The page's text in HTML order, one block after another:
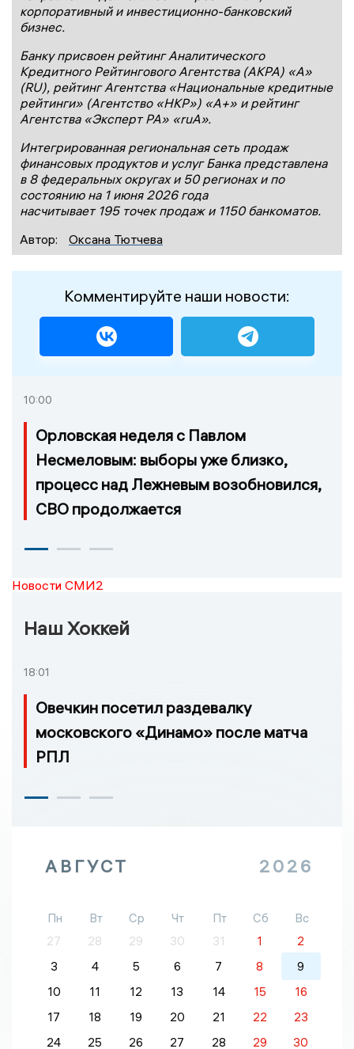
корпоративный и инвестиционно-банковский
бизнес.
Банку присвоен рейтинг Аналитического
Кредитного Рейтингового Агентства (АКРА) «А»
(RU), рейтинг Агентства «Национальные кредитные
рейтинги» (Агентство «НКР») «А+» и рейтинг
Агентства «Эксперт РА» «ruА».
Интегрированная региональная сеть продаж
финансовых продуктов и услуг Банка представлена
в 8 федеральных округах и 50 регионах и по
состоянию на 1 июня 2026 года
насчитывает 195 точек продаж и 1150 банкоматов.
Автор:
Оксана Тютчева
Комментируйте наши новости:
10:00
Орловская неделя с Павлом
Несмеловым: выборы уже близко,
процесс над Лежневым возобновился,
СВО продолжается
Новости СМИ2
Наш Хоккей
18:01
Овечкин посетил раздевалку
московского «Динамо» после матча
РПЛ
АВГУСТ 2026
Пн Вт Ср Чт Пт Сб
Вс
27
28 29 30 31 1
2
3
4 5 6 7 8
9
10
11 12 13 14 15
16
17
18 19 20 21 22
23
24
25 26 27 28 29 30